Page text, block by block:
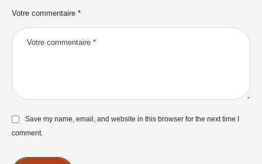
Votre commentaire *
Save my name, email, and website in this browser for the next time I
comment.